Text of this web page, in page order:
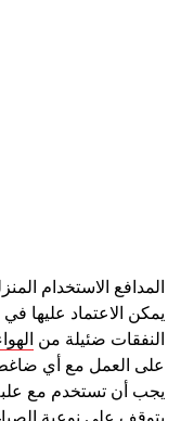
المدافع الاستخدام
يمكن الاعتماد عليها
النفقات ضئيلة من
على العمل مع أي ضاغط
يجب أن تستخدم مع